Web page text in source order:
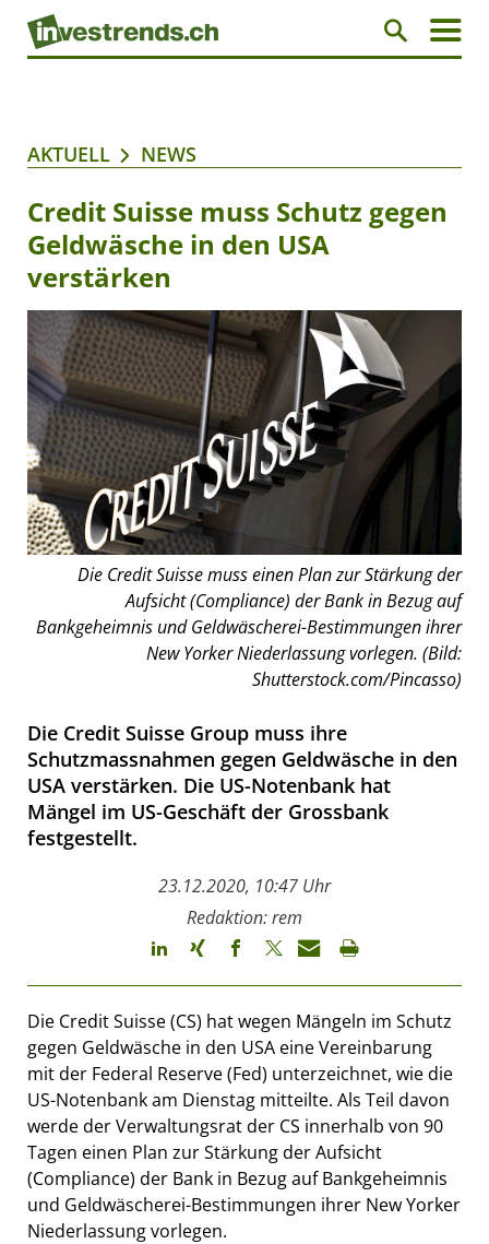
AKTUELL NEWS
Credit Suisse muss Schutz gegen
Geldwäsche in den USA
verstärken
Die Credit Suisse muss einen Plan zur Stärkung der
Aufsicht (Compliance) der Bank in Bezug auf
Bankgeheimnis und Geldwäscherei-Bestimmungen ihrer
New Yorker Niederlassung vorlegen. (Bild:
Shutterstock.com/Pincasso)
Die Credit Suisse Group muss ihre
Schutzmassnahmen gegen Geldwäsche in den
USA verstärken. Die US-Notenbank hat
Mängel im US-Geschäft der Grossbank
festgestellt.
23.12.2020, 10:47 Uhr
Redaktion: rem
Die Credit Suisse (CS) hat wegen Mängeln im Schutz
gegen Geldwäsche in den USA eine Vereinbarung
mit der Federal Reserve (Fed) unterzeichnet, wie die
US-Notenbank am Dienstag mitteilte. Als Teil davon
werde der Verwaltungsrat der CS innerhalb von 90
Tagen einen Plan zur Stärkung der Aufsicht
(Compliance) der Bank in Bezug auf Bankgeheimnis
und Geldwäscherei-Bestimmungen ihrer New Yorker
Niederlassung vorlegen.